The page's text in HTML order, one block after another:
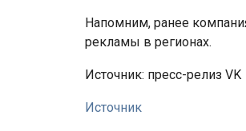
Напомним, ранее
рекламы в регионах.
Источник: пресс-релиз VK
Источник